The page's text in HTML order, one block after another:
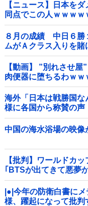
【ニュース】日本を
同点でこの人ｗｗｗｗ
８月の成績 中日６
ムがＡクラス入りを
突！！！！！！！！！
【動画】 ”別れさせ
肉便器に堕ちるわｗｗ
海外「日本は戦勝国な
様に各国から称賛の声
中国の海水浴場の映像
【批判】ワールドカ
｢BTSが出てきて悪夢
|●|今年の防衛白書に
様、躍起になって批